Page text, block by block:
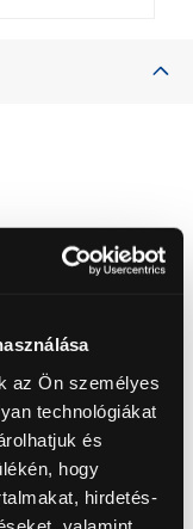
az Ön személyes
technológiákat
és
hogy
hirdetés-
(2,5 Ah) / Max.
Ah) Max. 70 (5,0
és a töltőt nem